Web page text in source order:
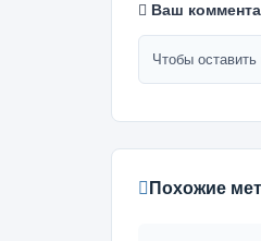
Ваш
Чтобы
Похожие